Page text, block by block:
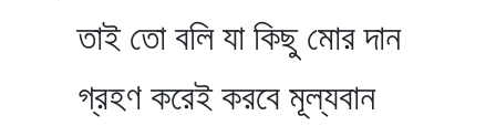
তাই তো বলি যা কিছু মোর দান
গ্রহণ করেই করবে মূল্যবান